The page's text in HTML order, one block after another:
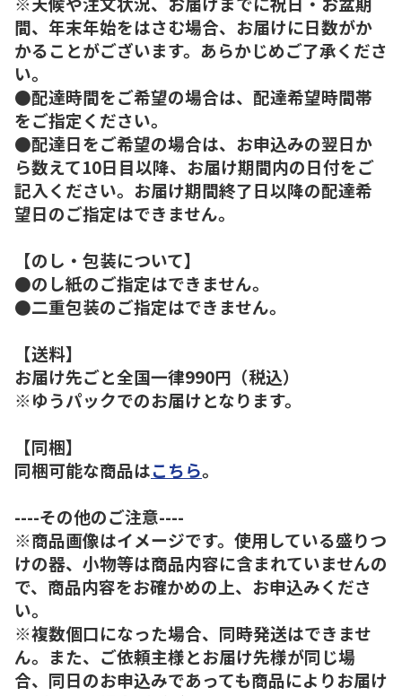
間、年末年始をはさむ場合、お届けに日数がか
かることがございます。あらかじめご了承くださ
い。
●配達時間をご希望の場合は、配達希望時間帯
をご指定ください。
●配達日をご希望の場合は、お申込みの翌日か
ら数えて10日目以降、お届け期間内の日付をご
記入ください。お届け期間終了日以降の配達希
望日のご指定はできません。
【のし・包装について】
●のし紙のご指定はできません。
●二重包装のご指定はできません。
【送料】
お届け先ごと全国一律990円（税込）
※ゆうパックでのお届けとなります。
【同梱】
同梱可能な商品はこちら。
----その他のご注意----
※商品画像はイメージです。使用している盛りつ
けの器、小物等は商品内容に含まれていませんの
で、商品内容をお確かめの上、お申込みくださ
い。
※複数個口になった場合、同時発送はできませ
ん。また、ご依頼主様とお届け先様が同じ場
合、同日のお申込みであっても商品によりお届け